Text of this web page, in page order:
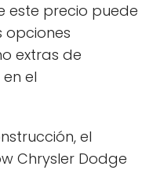
este precio puede
opciones
extras de
el
el
Chrysler Dodge